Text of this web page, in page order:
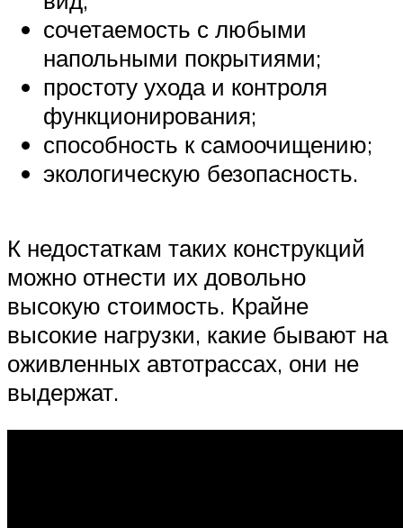
сочетаемость с любыми
напольными покрытиями;
простоту ухода и контроля
функционирования;
способность к самоочищению;
экологическую безопасность.
К недостаткам таких конструкций
можно отнести их довольно
высокую стоимость. Крайне
высокие нагрузки, какие бывают на
оживленных автотрассах, они не
выдержат.